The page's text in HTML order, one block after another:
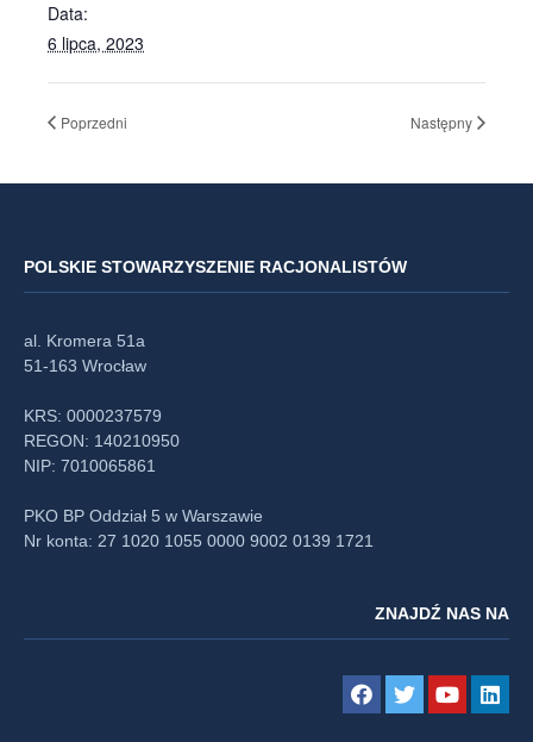
Data:
6 lipca, 2023
Poprzedni Następny
POLSKIE STOWARZYSZENIE RACJONALISTÓW
al. Kromera 51a
51-163 Wrocław
KRS: 0000237579
REGON: 140210950
NIP: 7010065861
PKO BP Oddział 5 w Warszawie
Nr konta: 27 1020 1055 0000 9002 0139 1721
ZNAJDŹ NAS NA